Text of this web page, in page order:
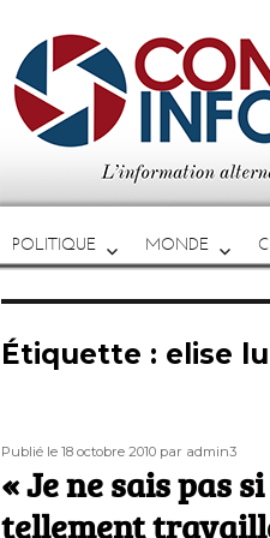
POLITIQUE MONDE
Étiquette : elise
Publié
Publié le 18 octobre 2010 Auteur
par admin3
« Je ne sais pas
tellement